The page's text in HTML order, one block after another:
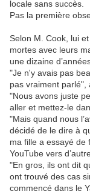
locale sans succès.
Pas la première
Selon M. Cook, lui
mortes avec leurs
une dizaine
"Je n'y avais pas
pas vraiment parlé",
"Nous avons juste
aller et mettez-le
"Mais quand nous
décidé de le dire à
ma fille a essayé de
YouTube vers
"En gros, ils ont dit
ont trouvé des cas
commencé dans le